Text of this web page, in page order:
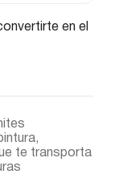
en el
te transporta